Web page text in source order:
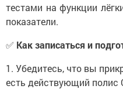
тестами на функции
показатели.
✅ Как записаться и
1. Убедитесь, что вы
есть действующий